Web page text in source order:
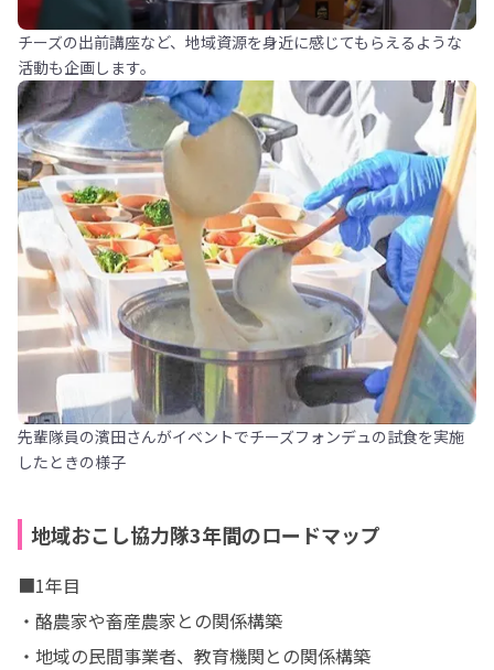
チーズの出前講座など、地域資源を身近に感じてもらえるような
活動も企画します。
先輩隊員の濱田さんがイベントでチーズフォンデュの試食を実施
したときの様子
地域おこし協力隊3年間のロードマップ
■1年目
・酪農家や畜産農家との関係構築
・地域の民間事業者、教育機関との関係構築